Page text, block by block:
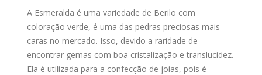
A Esmeralda é uma variedade de Berilo com
coloração verde, é uma das pedras preciosas mais
caras no mercado. Isso, devido a raridade de
encontrar gemas com boa cristalização e translucidez.
Ela é utilizada para a confecção de joias, pois é